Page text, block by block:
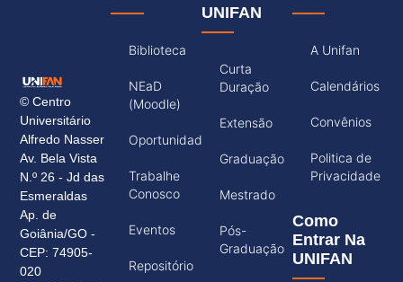
© Centro
Universitário
Alfredo Nasser
Av. Bela Vista
N.º 26 - Jd das
Esmeraldas
Ap. de
Goiânia/GO -
CEP: 74905-
020
A Unifan
Calendários
Convênios
Politica de
Privacidade
Como
Entrar Na
UNIFAN
UNIFAN
Curta
Duração
Extensão
Graduação
Mestrado
Pós-
Graduação
Biblioteca
NEaD
(Moodle)
Oportunidades
Trabalhe
Conosco
Eventos
Repositório